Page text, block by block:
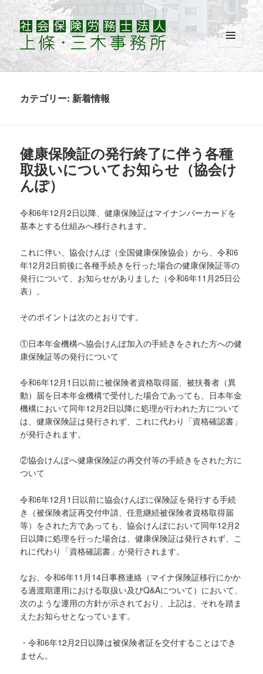
メニュ
ーとウ
ィジェ
カテゴリー: 新着情報
健康保険証の発行終了に伴う各種
取扱いについてお知らせ（協会け
んぽ）
令和6年12月2日以降、健康保険証はマイナンバーカードを
基本とする仕組みへ移行されます。
これに伴い、協会けんぽ（全国健康保険協会）から、令和6
年12月2日前後に各種手続きを行った場合の健康保険証等の
発行について、お知らせがありました（令和6年11月25日公
表）。
そのポイントは次のとおりです。
①日本年金機構へ協会けんぽ加入の手続きをされた方への健
康保険証等の発行について
令和6年12月1日以前に被保険者資格取得届、被扶養者（異
動）届を日本年金機構で受付した場合であっても、日本年金
機構において同年12月2日以降に処理が行われた方について
は、健康保険証は発行されず、これに代わり「資格確認書」
が発行されます。
②協会けんぽへ健康保険証の再交付等の手続きをされた方に
ついて
令和6年12月1日以前に協会けんぽに保険証を発行する手続
き（被保険者証再交付申請、任意継続被保険者資格取得届
等）をされた方であっても、協会けんぽにおいて同年12月2
日以降に処理を行った場合は、健康保険証は発行されず、こ
れに代わり「資格確認書」が発行されます。
なお、令和6年11月14日事務連絡（マイナ保険証移行にかか
る過渡期運用における取扱い及びQ&Aについて）において、
次のような運用の方針が示されており、上記は、それを踏ま
えたお知らせとなっています。
・令和6年12月2日以降は被保険者証を交付することはでき
ません。